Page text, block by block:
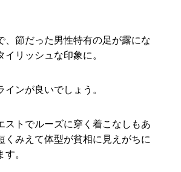
、節だった男性特有の足が露にな
イリッシュな印象に。
ンが良いでしょう。
ストでルーズに穿く着こなしもあ
くみえて体型が貧相に見えがちに
。